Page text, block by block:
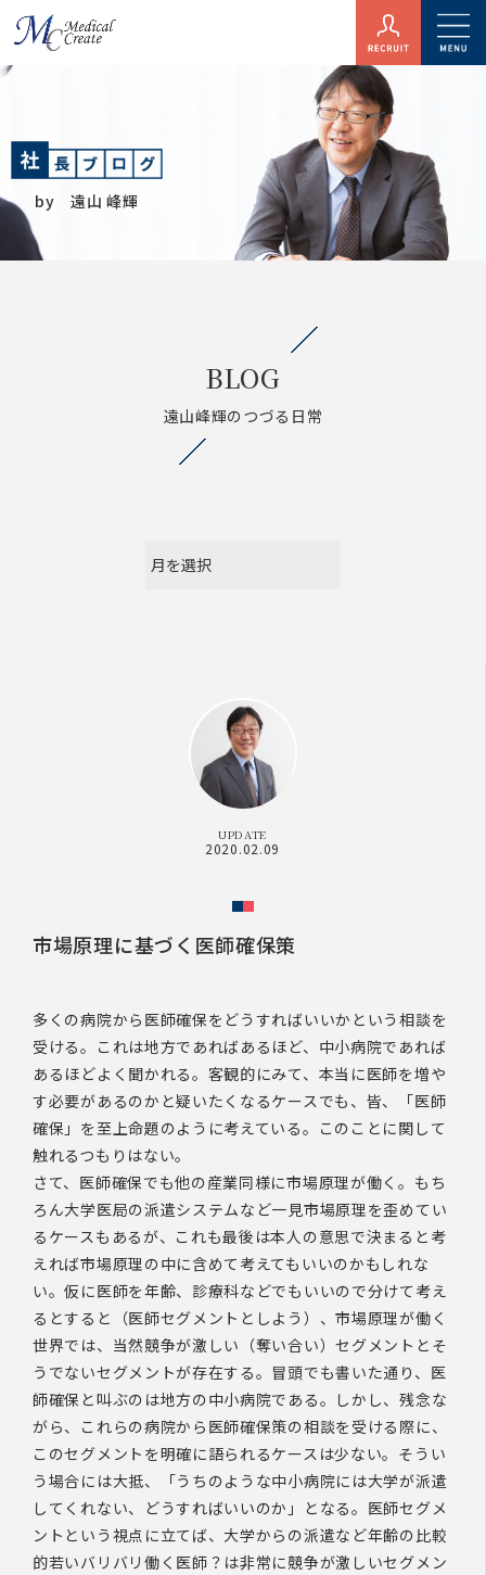
by 遠山 峰輝
BLOG
遠山峰輝のつづる日常
UPDATE
2020.02.09
市場原理に基づく医師確保策
多くの病院から医師確保をどうすればいいかという相談を
受ける。これは地方であればあるほど、中小病院であれば
あるほどよく聞かれる。客観的にみて、本当に医師を増や
す必要があるのかと疑いたくなるケースでも、皆、「医師
確保」を至上命題のように考えている。このことに関して
触れるつもりはない。
さて、医師確保でも他の産業同様に市場原理が働く。もち
ろん大学医局の派遣システムなど一見市場原理を歪めてい
るケースもあるが、これも最後は本人の意思で決まると考
えれば市場原理の中に含めて考えてもいいのかもしれな
い。仮に医師を年齢、診療科などでもいいので分けて考え
るとすると（医師セグメントとしよう）、市場原理が働く
世界では、当然競争が激しい（奪い合い）セグメントとそ
うでないセグメントが存在する。冒頭でも書いた通り、医
師確保と叫ぶのは地方の中小病院である。しかし、残念な
がら、これらの病院から医師確保策の相談を受ける際に、
このセグメントを明確に語られるケースは少ない。そうい
う場合には大抵、「うちのような中小病院には大学が派遣
してくれない、どうすればいいのか」となる。医師セグメ
ントという視点に立てば、大学からの派遣など年齢の比較
的若いバリバリ働く医師？は非常に競争が激しいセグメン